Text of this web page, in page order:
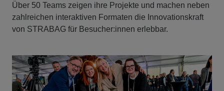
Über 50 Teams zeigen ihre Projekte und machen neben
zahlreichen interaktiven Formaten die Innovationskraft
von STRABAG für Besucher:innen erlebbar.